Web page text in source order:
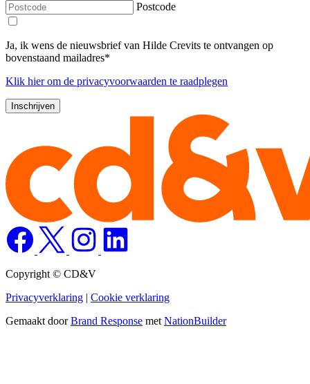
Postcode
Ja, ik wens de nieuwsbrief van Hilde Crevits te ontvangen op
bovenstaand mailadres*
Klik hierom de privacyvoorwaarden te raadplegen
Copyright © CD&V
Privacyverklaring | Cookie verklaring
Gemaakt doorBrand Response met NationBuilder